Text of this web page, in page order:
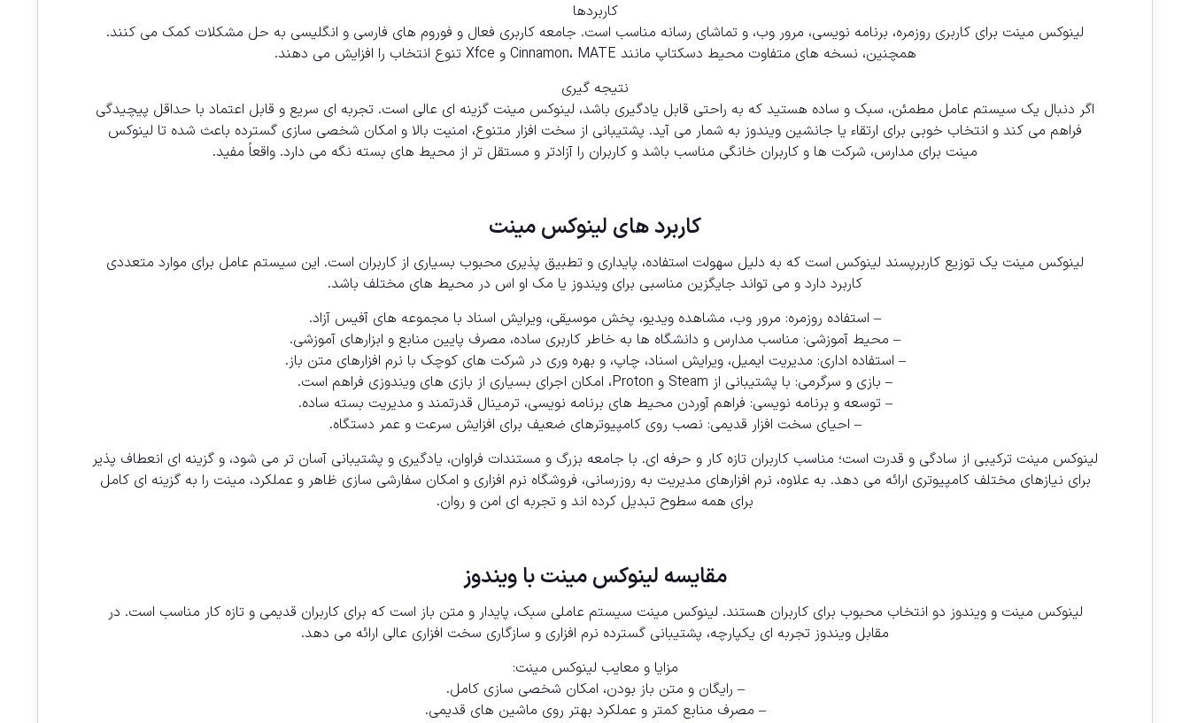
کاربردها
لینوکس مینت برای کاربری روزمره، برنامه نویسی، مرور وب، و تماشای رسانه مناسب است. جامعه کاربری فعال و فوروم های فارسی و انگلیسی به حل مشکلات کمک می کنند.
همچنین، نسخه های متفاوت محیط دسکتاپ مانند Cinnamon، MATE
و Xfce تنوع انتخاب را افزایش می دهند.
نتیجه گیری
اگر دنبال یک سیستم عامل مطمئن، سبک و ساده هستید که به راحتی قابل یادگیری باشد، لینوکس مینت گزینه ای عالی است. تجربه ای سریع و قابل اعتماد با حداقل پیچیدگی
فراهم می کند و انتخاب خوبی برای ارتقاء یا جانشین ویندوز به شمار می آید. پشتیبانی از سخت افزار متنوع، امنیت بالا و امکان شخصی سازی گسترده باعث شده تا لینوکس
مینت برای مدارس، شرکت ها و کاربران خانگی مناسب باشد و کاربران را آزادتر و مستقل تر از محیط های بسته نگه می دارد. واقعاً مفید.
کاربرد های لینوکس مینت
لینوکس مینت یک توزیع کاربرپسند لینوکس است که به دلیل سهولت استفاده، پایداری و تطبیق پذیری محبوب بسیاری از کاربران است. این سیستم عامل برای موارد متعددی
کاربرد دارد و می تواند جایگزین مناسبی برای ویندوز یا مک او اس در محیط های مختلف باشد.
– استفاده روزمره: مرور وب، مشاهده ویدیو، پخش موسیقی، ویرایش اسناد با مجموعه های آفیس آزاد.
– محیط آموزشی: مناسب مدارس و دانشگاه ها به خاطر کاربری ساده، مصرف پایین منابع و ابزارهای آموزشی.
– استفاده اداری: مدیریت ایمیل، ویرایش اسناد، چاپ، و بهره وری در شرکت های کوچک با نرم افزارهای متن باز.
– بازی و سرگرمی: با پشتیبانی از Steam و Proton، امکان اجرای بسیاری از بازی های ویندوزی فراهم است.
– توسعه و برنامه نویسی: فراهم آوردن محیط های برنامه نویسی، ترمینال قدرتمند و مدیریت بسته ساده.
– احیای سخت افزار قدیمی: نصب روی کامپیوترهای ضعیف برای افزایش سرعت و عمر دستگاه.
لینوکس مینت ترکیبی از سادگی و قدرت است؛ مناسب کاربران تازه کار و حرفه ای. با جامعه بزرگ و مستندات فراوان، یادگیری و پشتیبانی آسان تر می شود، و گزینه ای انعطاف پذیر
برای نیازهای مختلف کامپیوتری ارائه می دهد. به علاوه، نرم افزارهای مدیریت به روزرسانی، فروشگاه نرم افزاری و امکان سفارشی سازی ظاهر و عملکرد، مینت را به گزینه ای کامل
برای همه سطوح تبدیل کرده اند و تجربه ای امن و روان.
مقایسه لینوکس مینت با ویندوز
لینوکس مینت و ویندوز دو انتخاب محبوب برای کاربران هستند. لینوکس مینت سیستم عاملی سبک، پایدار و متن باز است که برای کاربران قدیمی و تازه کار مناسب است. در
مقابل ویندوز تجربه ای یکپارچه، پشتیبانی گسترده نرم افزاری و سازگاری سخت افزاری عالی ارائه می دهد.
مزایا و معایب لینوکس مینت:
– رایگان و متن باز بودن، امکان شخصی سازی کامل.
– مصرف منابع کمتر و عملکرد بهتر روی ماشین های قدیمی.